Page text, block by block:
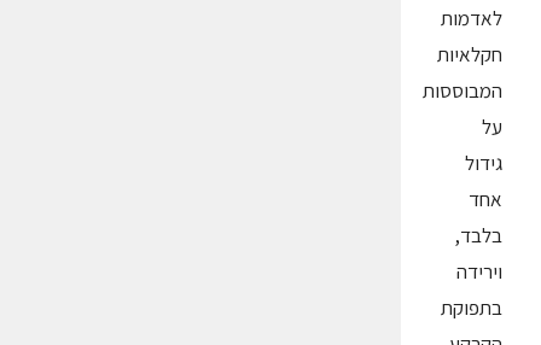
לאדמות
חקלאיות
המבוססות
על
גידול
אחד
בלבד,
וירידה
בתפוקת